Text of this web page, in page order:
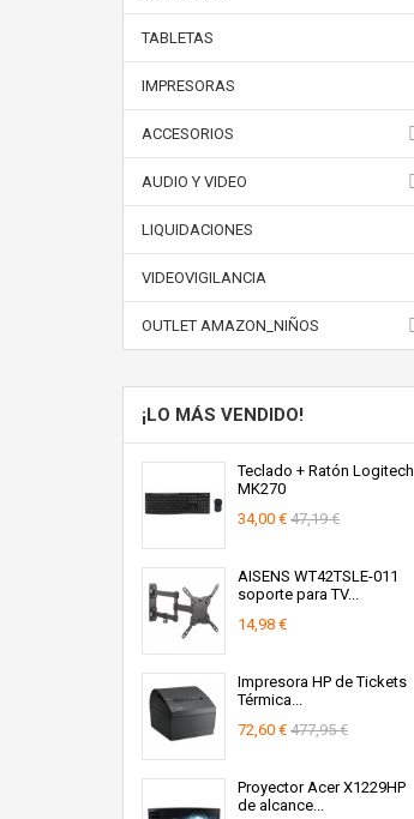
TABLETAS
IMPRESORAS
ACCESORIOS
AUDIO Y VIDEO
LIQUIDACIONES
VIDEOVIGILANCIA
OUTLET AMAZON_NIÑOS
¡LO MÁS VENDIDO!
Teclado + Ratón Logitech
MK270
34,00 € 47,19 €
AISENS WT42TSLE-011
soporte para TV...
14,98 €
Impresora HP de Tickets
Térmica...
72,60 € 477,95 €
Proyector Acer X1229HP
de alcance...